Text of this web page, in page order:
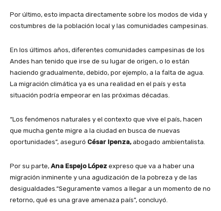
Por último, esto impacta directamente sobre los modos de vida y
costumbres de la población local y las comunidades campesinas.
En los últimos años, diferentes comunidades campesinas de los
Andes han tenido que irse de su lugar de origen, o lo están
haciendo gradualmente, debido, por ejemplo, a la falta de agua.
La migración climática ya es una realidad en el país y esta
situación podría empeorar en las próximas décadas.
“Los fenómenos naturales y el contexto que vive el país, hacen
que mucha gente migre a la ciudad en busca de nuevas
oportunidades”, aseguró César Ipenza,abogado ambientalista.
Por su parte, Ana Espejo López expreso que va a haber una
migración inminente y una agudización de la pobreza y de las
desigualdades.“Seguramente vamos a llegar a un momento de no
retorno, qué es una grave amenaza país”, concluyó.